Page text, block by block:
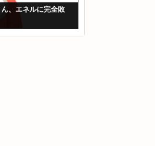
ん、エネルに完全敗